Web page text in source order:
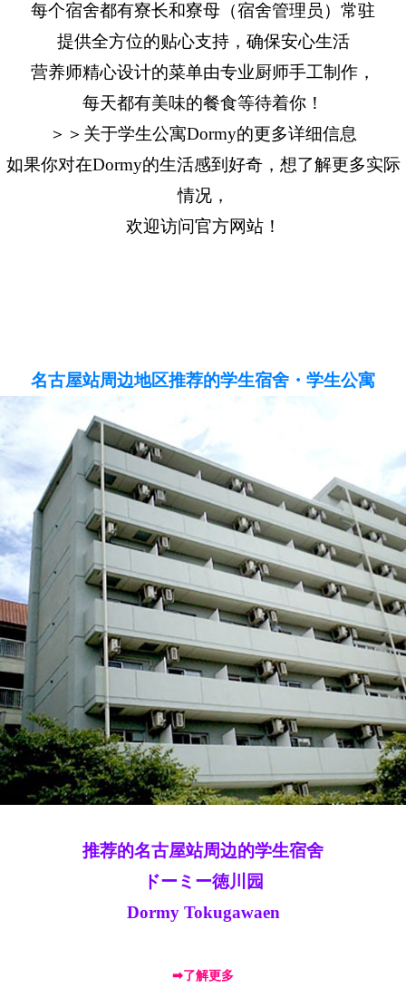
每个宿舍都有寮长和寮母（宿舍管理员）常驻
提供全方位的贴心支持，确保安心生活
营养师精心设计的菜单由专业厨师手工制作，
每天都有美味的餐食等待着你！
＞＞关于学生公寓Dormy的更多详细信息
如果你对在Dormy的生活感到好奇，想了解更多实际
情况，
欢迎访问官方网站！
名古屋站周边地区推荐的学生宿舍・学生公寓
推荐的名古屋站周边的学生宿舍
ドーミー徳川园
Dormy Tokugawaen
➡了解更多